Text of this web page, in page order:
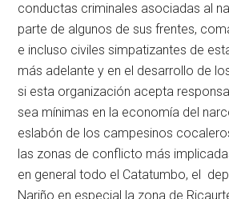
conductas criminales asociadas al
parte de algunos de sus frentes,
e incluso civiles simpatizantes de
más adelante y en el desarrollo de
si esta organización acepta
sea mínimas en la economía del
eslabón de los campesinos
las zonas de conflicto más
en general todo el Catatumbo, el
Nariño en especial la zona de